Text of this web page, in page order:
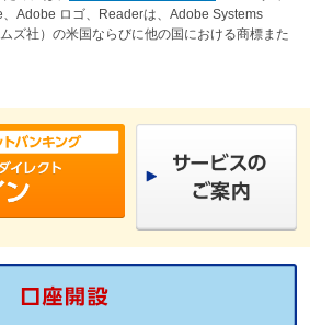
Adobe ロゴ、Readerは、Adobe Systems
ズ社）の米国ならびに他の国における商標また